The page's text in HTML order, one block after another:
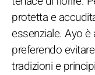
protetta e
essenziale. Ayo
preferendo
tradizioni e